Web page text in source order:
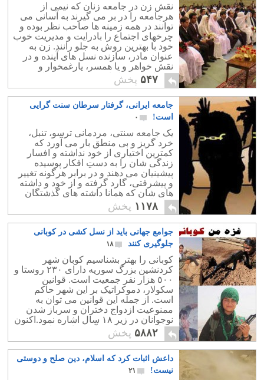
نقش زن در جامعه زنان که نیمی از
هرجامعه را در بر می گیرند به آسانی می
توانند در همه زمینه ها صاحب نظر بوده و
چرخهای اجتماع را بادرایت و مدیریت خوب
خود با بهترین روش به جلو رانند. زن به
عنوان مادر، سازنده نسل های آینده و در
نقش خواهر و یا همسر، یارغمخوار و
مهربان و همکار ارزنده مرد به شمار می
آیند.
۵۴۷ پخش
جامعه ایرانی، گرفتار سرطان سنت گرایی
است!
۰
یک جامعه سنتی، مردمانی ترسو، تنبل،
خرد گریز و بی منطق بار می آورد که
کمترین اختیاری از خود نداشته و افسار
زندگی شان را به دستِ افکار پوسیده
پیشینیان می دهند و در برابر هرگونه تغییر
و پیشرفتی، گارد گرفته و از خود و داشته
های شان که همانا داشته های گذشتگان
شان است، دفاع می کنند!
۱۱۷۸ پخش
جوامع جهانی باید از نسل کشی در کوبانی
جلوگیری کنند
۱۸
کوبانی را بهتر بشناسیم کوبان شهر
کردنشین بزرگ سوریه دارای ۲۳۰ روستا و
٥٠٠ هزار ﻧﻔﺮ جمعیت است. قوانین
سکولار، دموکراتیک بر این شهر حاکم
است. از جمله این قوانین می توان به
ممنوعیت ازدواج دختران و سرباز شدن
نوجوانان در زیر ۱۸ سال اشاره نمود.اکنون
کوبان زیر ضربات و آتش داعش است.
۵۸۸۲ پخش
داعش اثبات کرد که اسلام، دین صلح و دوستی
نیست!
۲۱